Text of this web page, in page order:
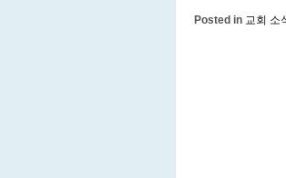
Posted in 교회 소